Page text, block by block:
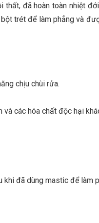
đã hoàn toàn nhiệt
trét để làm phẳng và
chịu chùi rửa.
và các hóa chất độc hại
đã dùng mastic để làm